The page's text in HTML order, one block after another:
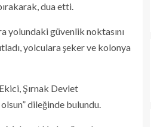
dua etti.
yolundaki güvenlik noktasını
yolculara şeker ve kolonya
Şırnak Devlet
dileğinde bulundu.